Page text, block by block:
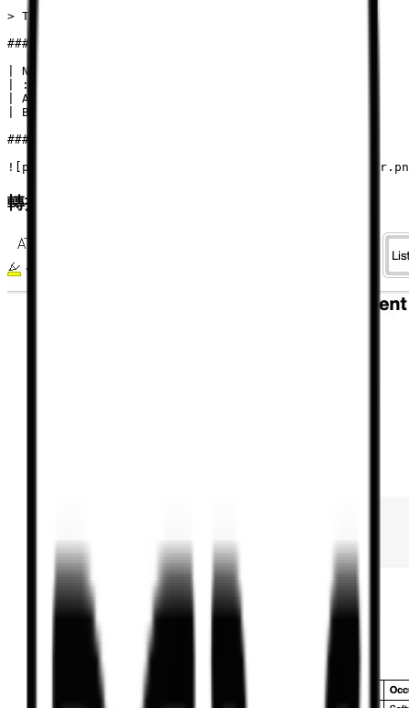
> This is a blockquote.
### Table Example
| Name | Age | City | Occupation |
| :--- | :--: | ---: | --- |
| Alice | 28 | London | Software Engineer |
| Bob | 35 | New York | Product Manager |
### Image Example
轉換後的 Word 文件